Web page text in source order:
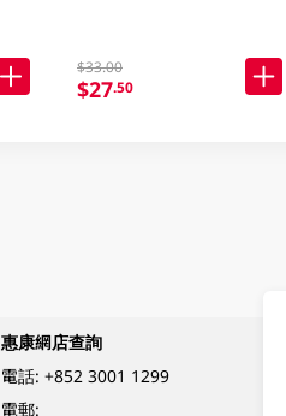
$33.00
$27.50
惠康網店查詢
電話: +852 3001 1299
電郵: